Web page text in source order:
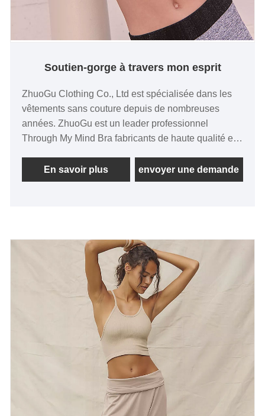
Soutien-gorge à travers mon esprit
ZhuoGu Clothing Co., Ltd est spécialisée dans les
vêtements sans couture depuis de nombreuses
années. ZhuoGu est un leader professionnel
Through My Mind Bra fabricants de haute qualité et
l'objectif "qualité, crédibilité", avec des méthodes de
gestion scientifiques , force technique forte,
horizons venus visiter, l'orientation et les
négociations commerciales.
En savoir plus envoyer une demande